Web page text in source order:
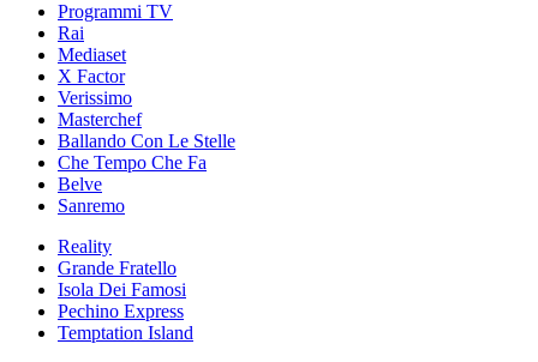
Programmi TV
Rai
Mediaset
X Factor
Verissimo
Masterchef
Ballando Con Le Stelle
Che Tempo Che Fa
Belve
Sanremo
Reality
Grande Fratello
Isola Dei Famosi
Pechino Express
Temptation Island